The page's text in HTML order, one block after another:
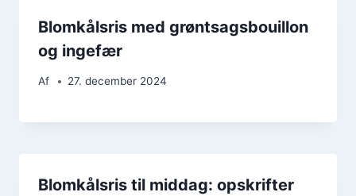
Blomkålsris med grøntsagsbouillon
og ingefær
Af 27. december 2024
Blomkålsris til middag: opskrifter